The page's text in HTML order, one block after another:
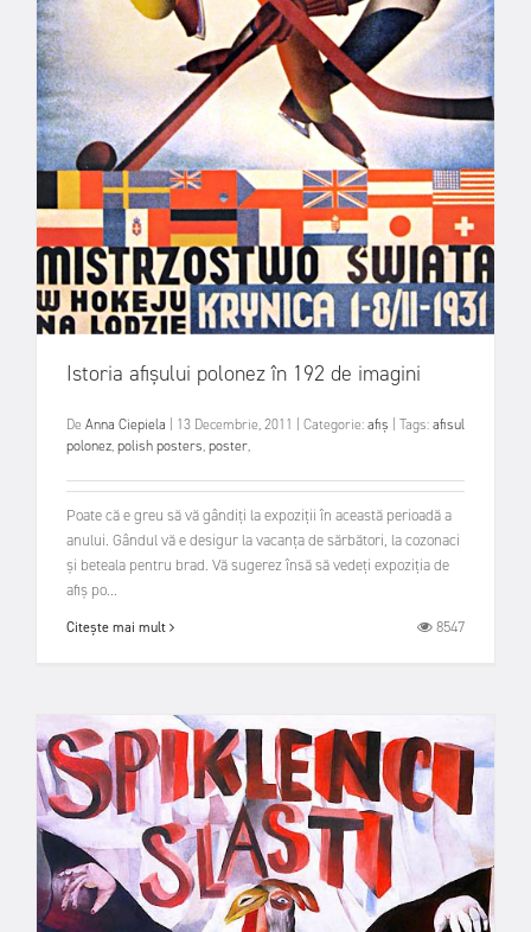
Istoria afișului polonez în 192 de imagini
De Anna Ciepiela 13 Decembrie, 2011 Categorie:afiș Tags:afisul
polonez,polish posters,poster,
Poate că e greu să vă gândiți la expoziții în această perioadă a
anului. Gândul vă e desigur la vacanța de sărbători, la cozonaci
și beteala pentru brad. Vă sugerez însă să vedeți expoziția de
afiș po...
Citește mai mult 8547